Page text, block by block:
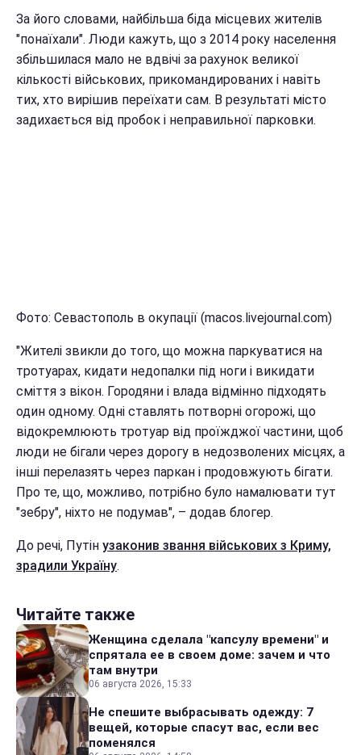
За його словами, найбільша біда місцевих жителів
"понаїхали". Люди кажуть, що з 2014 року населення
збільшилася мало не вдвічі за рахунок великої
кількості військових, прикомандированих і навіть
тих, хто вирішив переїхати сам. В результаті місто
задихається від пробок і неправильної парковки.
Фото: Севастополь в окупації (macos.livejournal.com)
"Жителі звикли до того, що можна паркуватися на
тротуарах, кидати недопалки під ноги і викидати
сміття з вікон. Городяни і влада відмінно підходять
один одному. Одні ставлять потворні огорожі, що
відокремлюють тротуар від проїжджої частини, щоб
люди не бігали через дорогу в недозволених місцях, а
інші перелазять через паркан і продовжують бігати.
Про те, що, можливо, потрібно було намалювати тут
"зебру", ніхто не подумав", – додав блогер.
До речі, Путін узаконив звання військових з Криму,
зрадили Україну.
Читайте также
Женщина сделала "капсулу времени" и
спрятала ее в своем доме: зачем и что
там внутри
06 августа 2026, 15:33
Не спешите выбрасывать одежду: 7
вещей, которые спасут вас, если вес
поменялся